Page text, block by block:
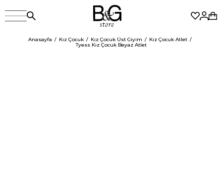
Anasayfa Kız Çocuk Kız Çocuk Üst Giyim
Kız Çocuk Atlet
Tyess Kız Çocuk Beyaz Atlet